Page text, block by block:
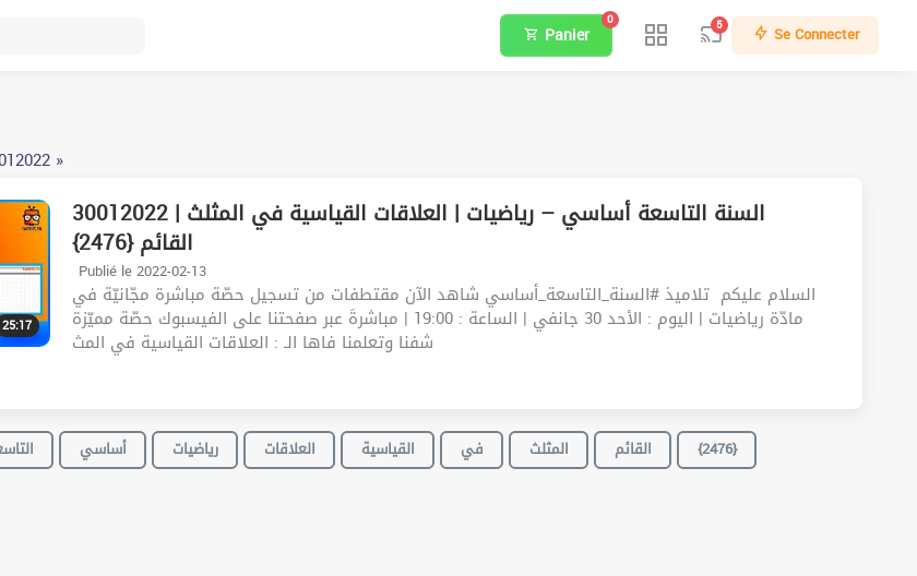
Panier
0 5 Se Connecter
»
25:17
30012022 | السنة التاسعة أساسي – رياضيات | العلاقات القياسية في المثلث
القائم {2476}
Publié le 2022-02-13
السلام عليكم ‍️ تلاميذ #السنة_التاسعة_أساسي شاهد الآن مقتطفات من تسجيل حصّة مباشرة مجّانيّة في
مادّة رياضيات | اليوم : الأحد 30 جانفي | الساعة : 19:00 | مباشرةَ عبر صفحتنا على الفيسبوك حصّة مميّزة
شفنا وتعلمنا فاها الـ : العلاقات القياسية في المث
أساسي رياضيات العلاقات القياسية في المثلث القائم {2476}